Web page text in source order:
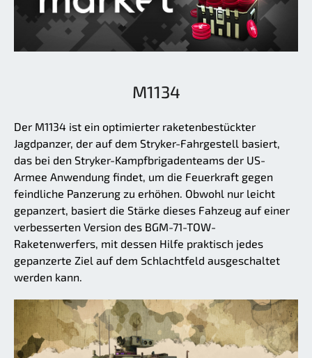
M1134
Der M1134 ist ein optimierter raketenbestückter
Jagdpanzer, der auf dem Stryker-Fahrgestell basiert,
das bei den Stryker-Kampfbrigadenteams der US-
Armee Anwendung findet, um die Feuerkraft gegen
feindliche Panzerung zu erhöhen. Obwohl nur leicht
gepanzert, basiert die Stärke dieses Fahzeug auf einer
verbesserten Version des BGM-71-TOW-
Raketenwerfers, mit dessen Hilfe praktisch jedes
gepanzerte Ziel auf dem Schlachtfeld ausgeschaltet
werden kann.